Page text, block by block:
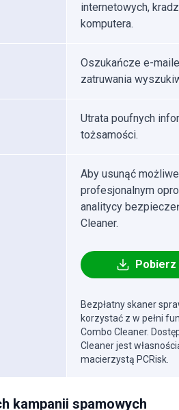
internetowych,
komputera.
Oszukańcze e-
zatruwania
Utrata poufnych
tożsamości.
Aby usunąć
profesjonalnym
analitycy
Cleaner.
Pobierz
Bezpłatny skaner
korzystać z w pełni
Combo Cleaner.
Cleaner jest
macierzystą PCRisk.
kampanii spamowych